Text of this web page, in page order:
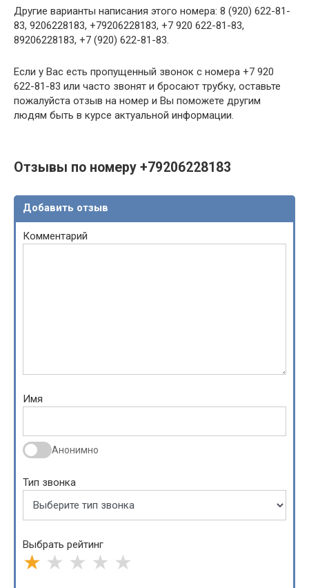
Другие варианты написания этого номера: 8 (920) 622-81-
83, 9206228183, +79206228183, +7 920 622-81-83,
89206228183, +7 (920) 622-81-83.
Если у Вас есть пропущенный звонок с номера +7 920
622-81-83 или часто звонят и бросают трубку, оставьте
пожалуйста отзыв на номер и Вы поможете другим
людям быть в курсе актуальной информации.
Отзывы по номеру +79206228183
Добавить отзыв
Комментарий
Имя
Анонимно
Тип звонка
Выбрать рейтинг
★ ★ ★ ★ ★